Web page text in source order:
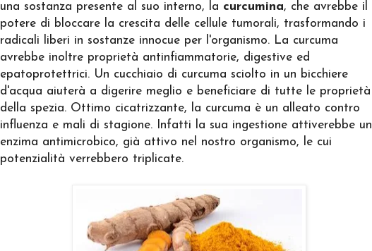
una sostanza presente al suo interno, la curcumina, che avrebbe il
potere di bloccare la crescita delle cellule tumorali, trasformando i
radicali liberi in sostanze innocue per l'organismo. La curcuma
avrebbe inoltre proprietà antinfiammatorie, digestive ed
epatoprotettrici. Un cucchiaio di curcuma sciolto in un bicchiere
d'acqua aiuterà a digerire meglio e beneficiare di tutte le proprietà
della spezia. Ottimo cicatrizzante, la curcuma è un alleato contro
influenza e mali di stagione. Infatti la sua ingestione attiverebbe un
enzima antimicrobico, già attivo nel nostro organismo, le cui
potenzialità verrebbero triplicate.